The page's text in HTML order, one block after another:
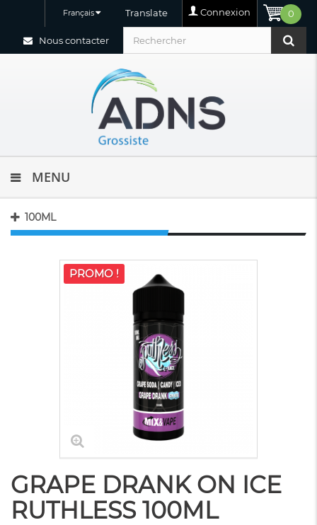
0
Connexion
Translate
Français
Nous contacter
MENU
100ML
PROMO !
GRAPE DRANK ON ICE
RUTHLESS 100ML